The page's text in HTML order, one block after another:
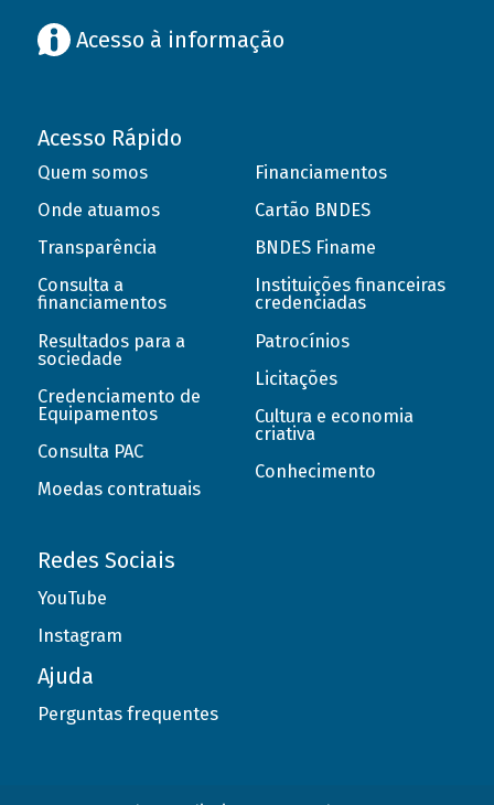
Acesso à informação
Acesso Rápido
Quem somos
Onde atuamos
Transparência
Consulta a
financiamentos
Resultados para a
sociedade
Credenciamento de
Equipamentos
Consulta PAC
Moedas contratuais
Financiamentos
Cartão BNDES
BNDES Finame
Instituições financeiras
credenciadas
Patrocínios
Licitações
Cultura e economia
criativa
Conhecimento
Redes Sociais
YouTube
Instagram
Ajuda
Perguntas frequentes